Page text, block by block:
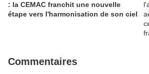
: la CEMAC franchit une nouvelle
étape vers l'harmonisation de son ciel
Commentaires